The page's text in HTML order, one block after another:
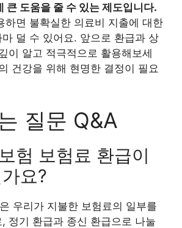
큰 도움을 줄 수 있는 제도입니다.
하면 불확실한 의료비 지출에 대한
덜 수 있어요. 앞으로 환급과 상
이 알고 적극적으로 활용해보세
건강을 위해 현명한 결정이 필요
질문 Q&A
험 보험료 환급이
요?
우리가 지불한 보험료의 일부를
정기 환급과 종신 환급으로 나눌